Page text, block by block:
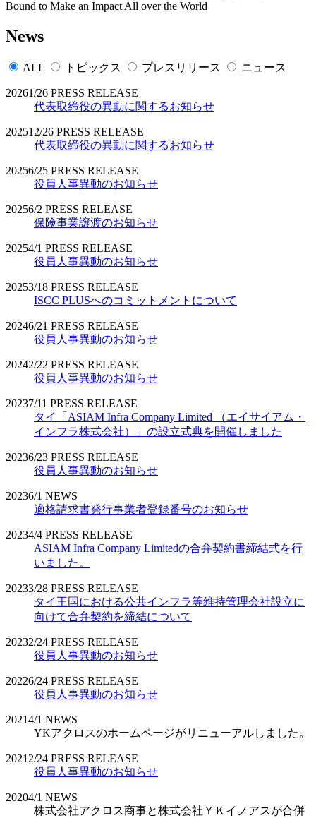
News
ALL トピックス プレスリリース ニュース
20261/26 PRESS RELEASE
代表取締役の異動に関するお知らせ
202512/26 PRESS RELEASE
代表取締役の異動に関するお知らせ
20256/25 PRESS RELEASE
役員人事異動のお知らせ
20256/2 PRESS RELEASE
保険事業譲渡のお知らせ
20254/1 PRESS RELEASE
役員人事異動のお知らせ
20253/18 PRESS RELEASE
ISCC PLUSへのコミットメントについて
20246/21 PRESS RELEASE
役員人事異動のお知らせ
20242/22 PRESS RELEASE
役員人事異動のお知らせ
20237/11 PRESS RELEASE
タイ「ASIAM Infra Company Limited （エイサイアム・
インフラ株式会社）」の設立式典を開催しました
20236/23 PRESS RELEASE
役員人事異動のお知らせ
20236/1 NEWS
適格請求書発行事業者登録番号のお知らせ
20234/4 PRESS RELEASE
ASIAM Infra Company Limitedの合弁契約書締結式を行
いました。
20233/28 PRESS RELEASE
タイ王国における公共インフラ等維持管理会社設立に
向けて合弁契約を締結について
20232/24 PRESS RELEASE
役員人事異動のお知らせ
20226/24 PRESS RELEASE
役員人事異動のお知らせ
20214/1 NEWS
YKアクロスのホームページがリニューアルしました。
2021 2/24 PRESS RELEASE
役員人事異動のお知らせ
20204/1 NEWS
株式会社アクロス商事と株式会社ＹＫイノアスが合併